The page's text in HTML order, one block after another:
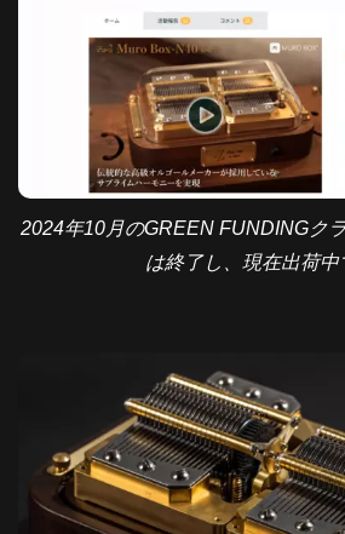
2024年10月のGREEN FUNDINGク
は終了し、現在出荷中